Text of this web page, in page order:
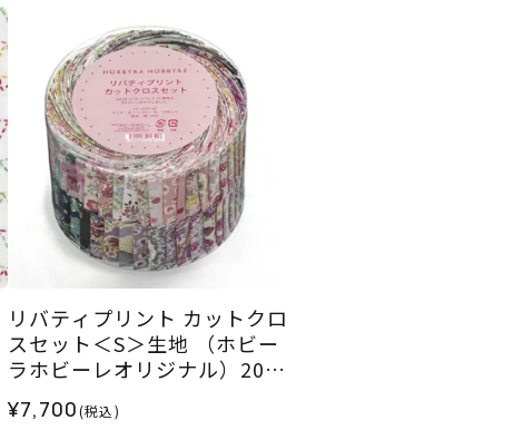
リバティプリント カットクロ
スセット＜S＞生地 （ホビー
ラホビーレオリジナル）2025
¥7,700(税込)